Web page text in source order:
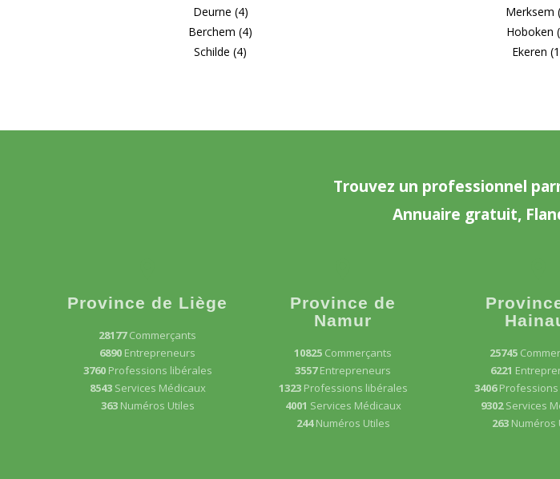
Deurne (4)
Berchem (4)
Schilde (4)
Merksem
Hoboken
Ekeren
Trouvez un professionnel
Annuaire gratuit,
Province de Liège
28177Commerçants
6890 Entrepreneurs
3760 Professions libérales
8543 Services Médicaux
363 Numéros Utiles
Province de
Namur
10825 Commerçants
3557Entrepreneurs
1323 Professions libérales
4001 Services Médicaux
244Numéros Utiles
25745
6221
3406
9302Services
263 Numéros